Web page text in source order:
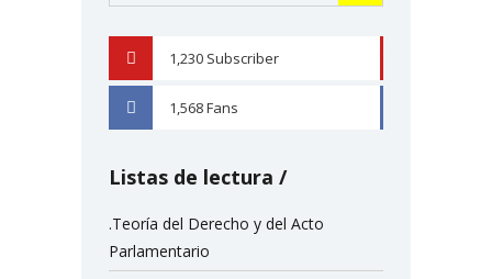
1,230 Subscriber
1,568Fans
Listas de lectura
.Teoría del Derecho y del Acto
Parlamentario